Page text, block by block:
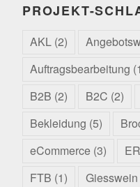
PROJEKT-
AKL (2)
Auftragsbearbeitung
B2B (2) B2C (2)
Bekleidung (5)
eCommerce (3)
FTB (1) Giesswein